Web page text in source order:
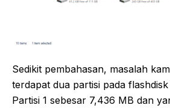
Sedikit pembahasan, masalah
terdapat dua partisi pada
Partisi 1 sebesar 7,436 MB dan